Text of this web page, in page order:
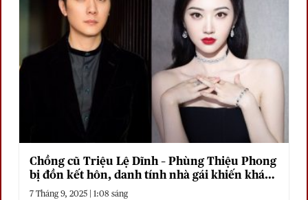
Chồng cũ Triệu Lệ Dĩnh – Phùng Thiệu Phong
bị đồn kết hôn, danh tính nhà gái khiến khán
giả ngỡ ngàng
7 Tháng 9, 2025 | 1:08 sáng